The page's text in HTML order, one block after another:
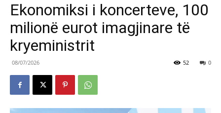
Ekonomiksi i koncerteve, 100
milionë eurot imagjinare të
kryeministrit
08/07/2026 0
52